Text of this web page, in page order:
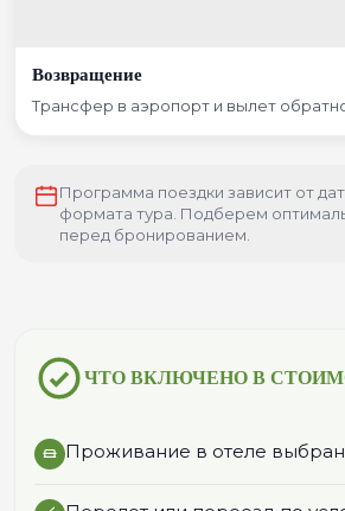
Возвращение
Трансфер в аэропорт и вылет
Программа поездки зависит от
формата тура. Подберем
перед бронированием.
ЧТО ВКЛЮЧЕНО В
Проживание в отеле